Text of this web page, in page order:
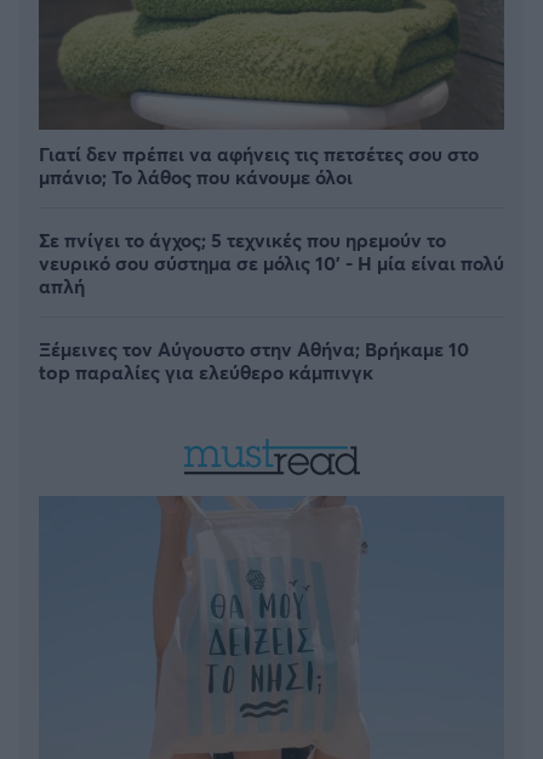
Γιατί δεν πρέπει να αφήνεις τις πετσέτες σου στο
μπάνιο; Το λάθος που κάνουμε όλοι
Σε πνίγει το άγχος; 5 τεχνικές που ηρεμούν το
νευρικό σου σύστημα σε μόλις 10' - Η μία είναι πολύ
απλή
Ξέμεινες τον Αύγουστο στην Αθήνα; Βρήκαμε 10
top παραλίες για ελεύθερο κάμπινγκ